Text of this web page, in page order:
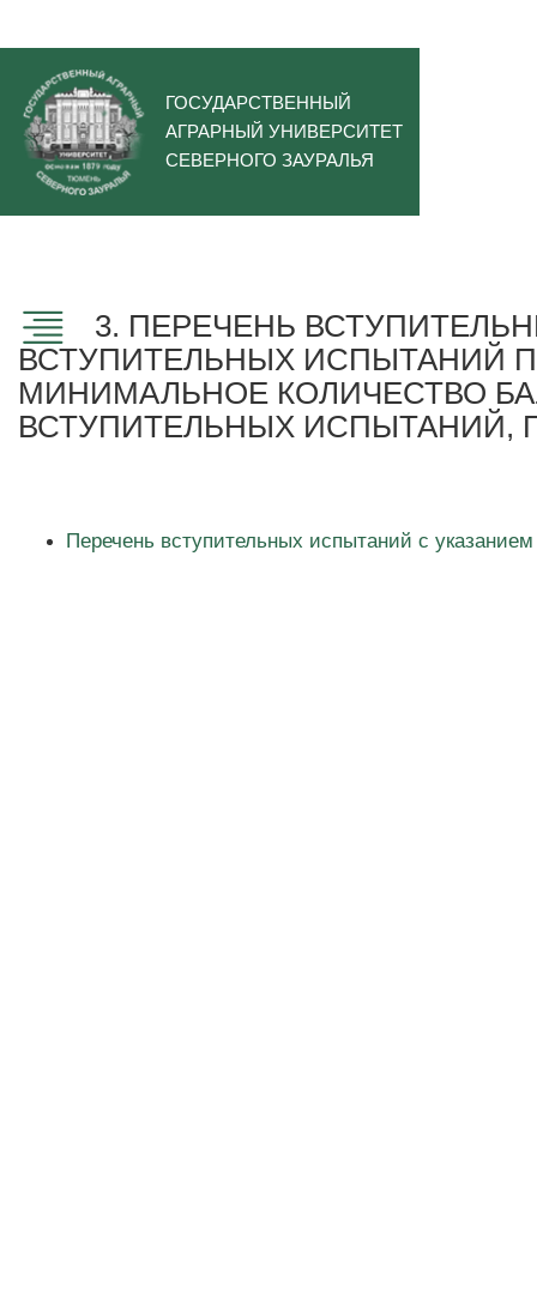
ГОСУДАРСТВЕННЫЙ
АГРАРНЫЙ УНИВЕРСИТЕТ
СЕВЕРНОГО ЗАУРАЛЬЯ
3. ПЕРЕЧЕНЬ
ВСТУПИТЕЛЬНЫХ ИСПЫТАНИЙ
МИНИМАЛЬНОЕ КОЛИЧЕСТВО
ВСТУПИТЕЛЬНЫХ ИСПЫТАНИЙ,
Перечень вступительных испытаний с